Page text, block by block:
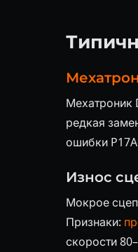
Мехатроник
редкая
ошибки
Износ
Мокрое
Признаки:
скорости